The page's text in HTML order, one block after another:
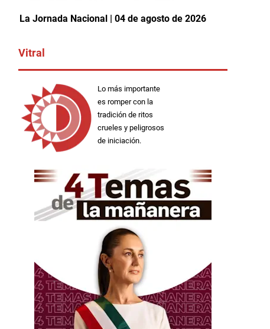
La Jornada Nacional | 04 de agosto de 2026
Vitral
Lo más importante
es romper con la
tradición de ritos
crueles y peligrosos
de iniciación.